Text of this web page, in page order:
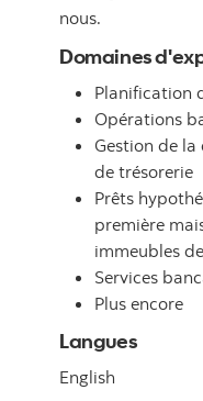
nous.
Domaines
Planification
Opérations
Gestion de
de trésorerie
Prêts
première
immeubles
Services
Plus encore
Langues
English